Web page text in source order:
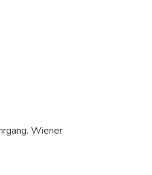
Wiener